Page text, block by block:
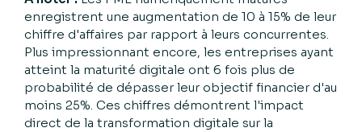
enregistrent une augmentation de 10 à 15% de leur
chiffre d'affaires par rapport à leurs concurrentes.
Plus impressionnant encore, les entreprises ayant
atteint la maturité digitale ont 6 fois plus de
probabilité de dépasser leur objectif financier d'au
moins 25%. Ces chiffres démontrent l'impact
direct de la transformation digitale sur la